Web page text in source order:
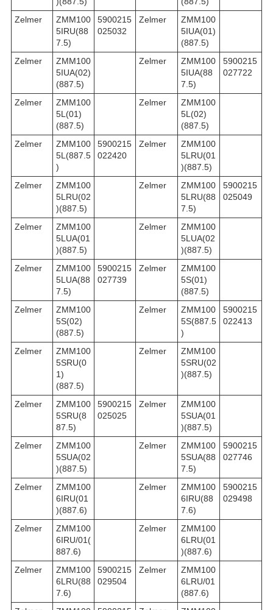
Zelmer
ZMM100
5IRU(88
7.5)
5900215
025032
Zelmer
ZMM100
5IUA(01)
(887.5)
Zelmer
ZMM100
5IUA(02)
(887.5)
Zelmer
ZMM100
5IUA(88
7.5)
5900215
027722
Zelmer
ZMM100
5L(01)
(887.5)
Zelmer
ZMM100
5L(02)
(887.5)
Zelmer
ZMM100
5L(887.5
)
5900215
022420
Zelmer
ZMM100
5LRU(01
)(887.5)
Zelmer
ZMM100
5LRU(02
)(887.5)
Zelmer
ZMM100
5LRU(88
7.5)
5900215
025049
Zelmer
ZMM100
5LUA(01
)(887.5)
Zelmer
ZMM100
5LUA(02
)(887.5)
Zelmer
ZMM100
5LUA(88
7.5)
5900215
027739
Zelmer
ZMM100
5S(01)
(887.5)
Zelmer
ZMM100
5S(02)
(887.5)
Zelmer
ZMM100
5S(887.5
)
5900215
022413
Zelmer
ZMM100
5SRU(0
1)
(887.5)
Zelmer
ZMM100
5SRU(02
)(887.5)
Zelmer
ZMM100
5SRU(8
87.5)
5900215
025025
Zelmer
ZMM100
5SUA(01
)(887.5)
Zelmer
ZMM100
5SUA(02
)(887.5)
Zelmer
ZMM100
5SUA(88
7.5)
5900215
027746
Zelmer
ZMM100
6IRU(01
)(887.6)
Zelmer
ZMM100
6IRU(88
7.6)
5900215
029498
Zelmer
ZMM100
6IRU/01(
887.6)
Zelmer
ZMM100
6LRU(01
)(887.6)
Zelmer
ZMM100
6LRU(88
7.6)
5900215
029504
Zelmer
ZMM100
6LRU/01
(887.6)